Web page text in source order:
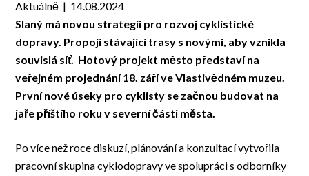
Aktuálně | 14.08.2024
Slaný má novou strategii pro rozvoj cyklistické
dopravy. Propojí stávající trasy s novými, aby vznikla
souvislá síť. Hotový projekt město představí na
veřejném projednání 18. září ve Vlastivědném muzeu.
První nové úseky pro cyklisty se začnou budovat na
jaře příštího roku v severní části města.
Po více než roce diskuzí, plánování a konzultací vytvořila
pracovní skupina cyklodopravy ve spolupráci s odborníky